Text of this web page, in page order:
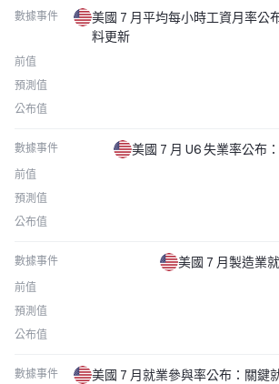
數據事件
美國 7 月平均每小時工資月率公
料更新
前值
預測值
公布值
數據事件 美國 7 月 U6 失業率公布
前值
預測值
公布值
數據事件 美國 7 月製造業
前值
預測值
公布值
數據事件
美國 7 月就業參與率公布：關鍵